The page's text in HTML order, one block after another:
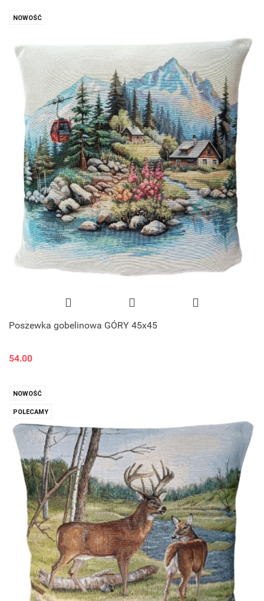
NOWOŚĆ
Poszewka gobelinowa GÓRY 45x45
54.00
NOWOŚĆ
POLECAMY